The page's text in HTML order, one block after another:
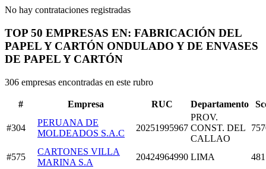
No hay contrataciones registradas
TOP 50 EMPRESAS EN: FABRICACIÓN DEL
PAPEL Y CARTÓN ONDULADO Y DE ENVASES
DE PAPEL Y CARTÓN
306 empresas encontradas en este rubro
# Empresa RUC Departamento
#304
PERUANA DE
MOLDEADOS S.A.C
20251995967
PROV.
CONST. DEL
CALLAO
#575
CARTONES VILLA
MARINA S.A
20424964990 LIMA